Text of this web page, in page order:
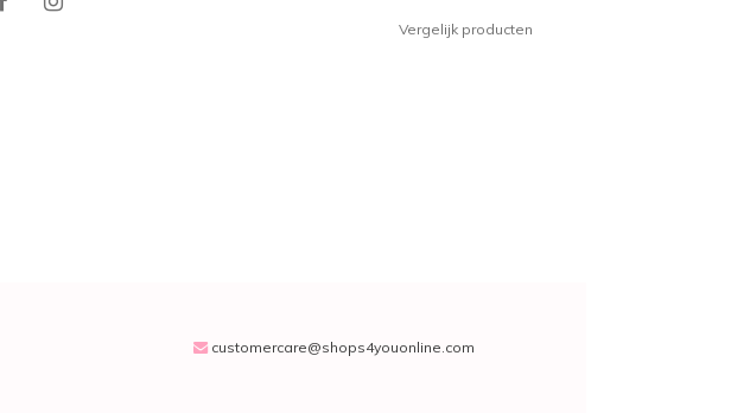
Vergelijk producten
customercare@shops4youonline.com